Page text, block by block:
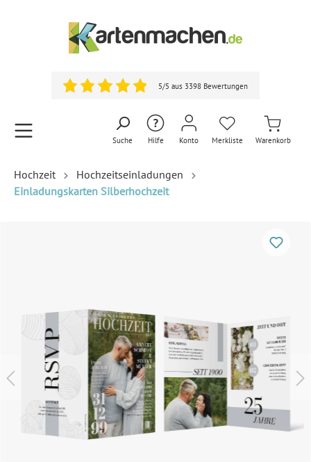
5/5 aus 3398 Bewertungen
Suche Hilfe Konto Merkliste Warenkorb
Hochzeit
Hochzeitseinladungen
Einladungskarten Silberhochzeit